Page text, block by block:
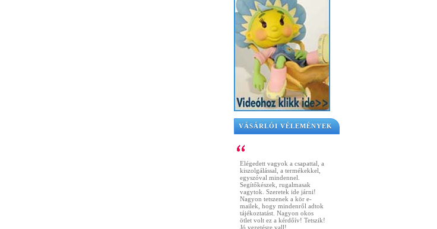
VÁSÁRLÓI VÉLEMÉNYEK
Elégedett vagyok a csapattal, a
kiszolgálással, a termékekkel,
egyszóval mindennel.
Segítőkészek, rugalmasak
vagytok. Szeretek ide járni!
Nagyon tetszenek a kör e-
mailek, hogy mindenről adtok
tájékoztatást. Nagyon okos
ötlet volt ez a kérdőív! Tetszik!
Jó vezetésre vall!